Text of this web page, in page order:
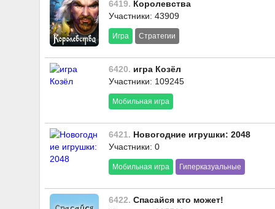
6419. Королевства
Участники: 43909
Игра Стратегии
6420. игра Козёл
Участники: 109245
Мобильная игра
6421. Новогодние игрушки: 2048
Участники: 0
Мобильная игра Гиперказуальные
6422. Спасайся кто может!